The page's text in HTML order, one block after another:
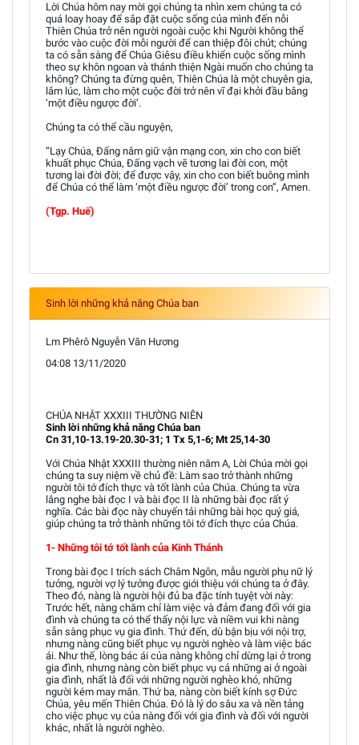
Lời Chúa hôm nay mời gọi chúng ta nhìn xem chúng ta có
quá loay hoay để sắp đặt cuộc sống của mình đến nỗi
Thiên Chúa trở nên người ngoài cuộc khi Người không thể
bước vào cuộc đời mỗi người để can thiệp đôi chút; chúng
ta có sẵn sàng để Chúa Giêsu điều khiển cuộc sống mình
theo sự khôn ngoan và thánh thiện Ngài muốn cho chúng ta
không? Chúng ta đừng quên, Thiên Chúa là một chuyên gia,
lắm lúc, làm cho một cuộc đời trở nên vĩ đại khởi đầu bằng
‘một điều ngược đời’.
Chúng ta có thể cầu nguyện,
“Lạy Chúa, Đấng nắm giữ vận mạng con, xin cho con biết
khuất phục Chúa, Đấng vạch vẽ tương lai đời con, một
tương lai đời đời; để được vậy, xin cho con biết buông mình
để Chúa có thể làm ‘một điều ngược đời’ trong con”, Amen.
(Tgp. Huế)
Sinh lời những khả năng Chúa ban
Lm Phêrô Nguyễn Văn Hương
04:08 13/11/2020
CHÚA NHẬT XXXIII THƯỜNG NIÊN
Sinh lời những khả năng Chúa ban
Cn 31,10-13.19-20.30-31; 1 Tx 5,1-6; Mt 25,14-30
Với Chúa Nhật XXXIII thường niên năm A, Lời Chúa mời gọi
chúng ta suy niệm về chủ đề: Làm sao trở thành những
người tôi tớ đích thực và tốt lành của Chúa. Chúng ta vừa
lắng nghe bài đọc I và bài đọc II là những bài đọc rất ý
nghĩa. Các bài đọc này chuyển tải những bài học quý giá,
giúp chúng ta trở thành những tôi tớ đích thực của Chúa.
1- Những tôi tớ tốt lành của Kinh Thánh
Trong bài đọc I trích sách Châm Ngôn, mẫu người phụ nữ lý
tưởng, người vợ lý tưởng được giới thiệu với chúng ta ở đây.
Theo đó, nàng là người hội đủ ba đặc tính tuyệt vời này:
Trước hết, nàng chăm chỉ làm việc và đảm đang đối với gia
đình và chúng ta có thể thấy nội lực và niềm vui khi nàng
sẵn sàng phục vụ gia đình. Thứ đến, dù bận bịu với nội trợ,
nhưng nàng cũng biết phục vụ người nghèo và làm việc bác
ái. Như thế, lòng bác ái của nàng không chỉ dừng lại ở trong
gia đình, nhưng nàng còn biết phục vụ cả những ai ở ngoài
gia đình, nhất là đối với những người nghèo khó, những
người kém may mắn. Thứ ba, nàng còn biết kính sợ Đức
Chúa, yêu mến Thiên Chúa. Đó là lý do sâu xa và nền tảng
cho việc phục vụ của nàng đối với gia đình và đối với người
khác, nhất là người nghèo.